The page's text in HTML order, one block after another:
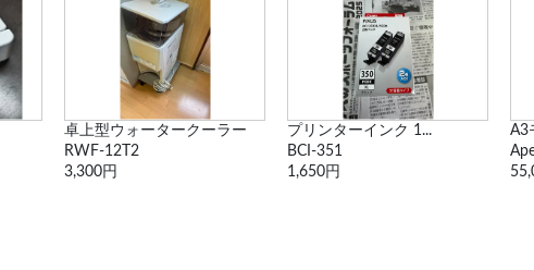
卓上型ウォータークーラー
RWF-12T2
3,300円
プリンターインク 1...
BCI-351
1,650円
A3